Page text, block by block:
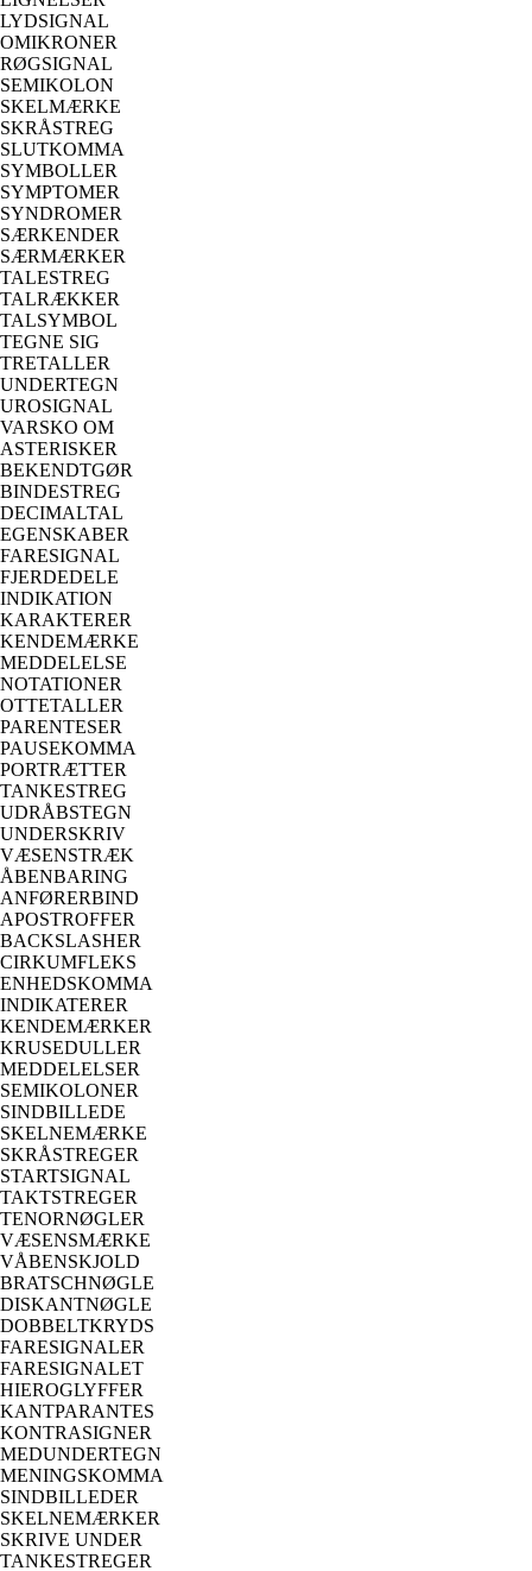
LYDSIGNAL
OMIKRONER
RØGSIGNAL
SEMIKOLON
SKELMÆRKE
SKRÅSTREG
SLUTKOMMA
SYMBOLLER
SYMPTOMER
SYNDROMER
SÆRKENDER
SÆRMÆRKER
TALESTREG
TALRÆKKER
TALSYMBOL
TEGNE SIG
TRETALLER
UNDERTEGN
UROSIGNAL
VARSKO OM
ASTERISKER
BEKENDTGØR
BINDESTREG
DECIMALTAL
EGENSKABER
FARESIGNAL
FJERDEDELE
INDIKATION
KARAKTERER
KENDEMÆRKE
MEDDELELSE
NOTATIONER
OTTETALLER
PARENTESER
PAUSEKOMMA
PORTRÆTTER
TANKESTREG
UDRÅBSTEGN
UNDERSKRIV
VÆSENSTRÆK
ÅBENBARING
ANFØRERBIND
APOSTROFFER
BACKSLASHER
CIRKUMFLEKS
ENHEDSKOMMA
INDIKATERER
KENDEMÆRKER
KRUSEDULLER
MEDDELELSER
SEMIKOLONER
SINDBILLEDE
SKELNEMÆRKE
SKRÅSTREGER
STARTSIGNAL
TAKTSTREGER
TENORNØGLER
VÆSENSMÆRKE
VÅBENSKJOLD
BRATSCHNØGLE
DISKANTNØGLE
DOBBELTKRYDS
FARESIGNALER
FARESIGNALET
HIEROGLYFFER
KANTPARANTES
KONTRASIGNER
MEDUNDERTEGN
MENINGSKOMMA
SINDBILLEDER
SKELNEMÆRKER
SKRIVE UNDER
TANKESTREGER